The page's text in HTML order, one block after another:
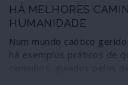
HÁ MELHORES
HUMANIDADE
Num mundo caótico
há exemplos práticos de